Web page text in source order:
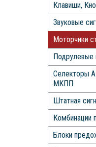
Клавиши,
Звуковые
Моторчики
Подрулевые
Селекторы
МКПП
Штатная
Комбинации
Блоки